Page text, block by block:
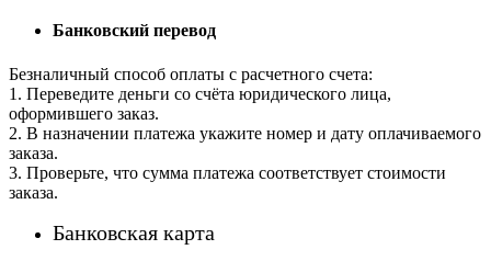
Банковский перевод
Безналичный способ оплаты с расчетного счета:
1. Переведите деньги со счёта юридического лица,
оформившего заказ.
2. В назначении платежа укажите номер и дату оплачиваемого
заказа.
3. Проверьте, что сумма платежа соответствует стоимости
заказа.
Банковская карта